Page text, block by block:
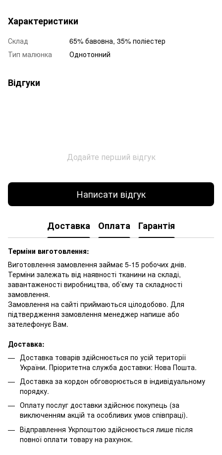
Характеристики
Склад
65% бавовна, 35% поліестер
Тип малюнка
Однотонний
Відгуки
Додайте перший відгук
Написати відгук
Доставка Оплата Гарантія
Терміни виготовлення:
Виготовлення замовлення займає 5-15 робочих днів.
Терміни залежать від наявності тканини на складі,
завантаженості виробництва, об’єму та складності
замовлення.
Замовлення на сайті приймаються цілодобово. Для
підтвердження замовлення менеджер напише або
зателефонує Вам.
Доставка:
Доставка товарів здійснюється по усій території
України. Пріоритетна служба доставки: Нова Пошта.
Доставка за кордон обговорюється в індивідуальному
порядку.
Оплату послуг доставки здійснює покупець (за
виключенням акцій та особливих умов співпраці).
Відправлення Укрпоштою здійснюється лише після
повної оплати товару на рахунок.